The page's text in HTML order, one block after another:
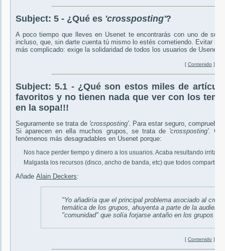
Subject: 5 - ¿Qué es 'crossposting'?
A poco tiempo que lleves en Usenet te encontrarás con uno de
incluso, que, sin darte cuenta tú mismo lo estés cometiendo. Evitar
más complicado: exige la solidaridad de todos los usuarios de Usenet.
[ Contenido ]
Subject:5.1 - ¿Qué son estos miles de
favoritos y no tienen nada que ver con los
en la sopa!!!
Seguramente se trata de 'crossposting'. Para estar seguro, comprueba
Si aparecen en ella muchos grupos, se trata de 'crossposting'.
fenómenos más desagradables en Usenet porque:
Nos hace perder tiempo y dinero a los usuarios. Acaba resultando
Malgasta los recursos (disco, ancho de banda, etc) que todos
Añade Alain Deckers:
"Yo añadiría que el principal problema asociado al
temática de los grupos, ahuyenta a parte de la
"comunidad" que solía forjarse antaño en los grupos
[ Contenido ]